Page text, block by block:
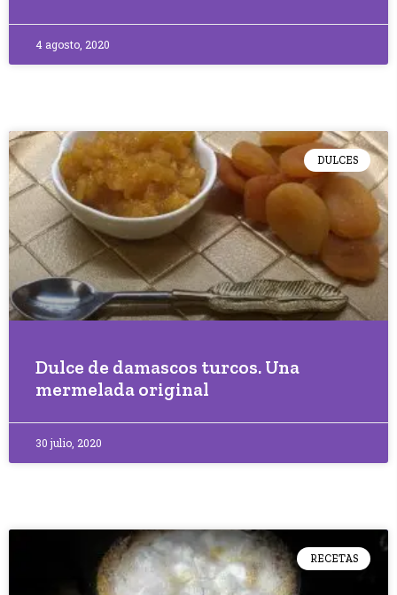
4 agosto, 2020
DULCES
Dulce de damascos turcos. Una
mermelada original
30 julio, 2020
RECETAS